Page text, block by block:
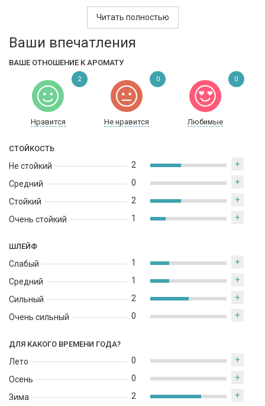
года - осенью и зимой.
В верхних нотах аромата солирует свежесть бергамота,
которая дополняется нотами сердца - элегантным ирисом и
насыщенная амбра, которая придает аромату глубину и
теплоту, а также ноты виски, которые придают парфюму
небывалую мужественность.
Givenchy Gentleman Eau de Parfum Reserve Privée идеально
подойдет для мужчин, которые ценят изысканные и
уверенность.
Читать полностью
Ваши впечатления
ВАШЕ ОТНОШЕНИЕ К АРОМАТУ
Нравится Не нравится Любимые
2 0 0
СТОЙКОСТЬ
Не стойкий
Средний
Стойкий
Очень стойкий
2 +
0 +
2 +
1 +
ШЛЕЙФ
Слабый
Средний
Сильный
Очень сильный
1 +
1 +
2 +
0 +
ДЛЯ КАКОГО ВРЕМЕНИ ГОДА?
Лето
Осень
Зима
0 +
0 +
2 +